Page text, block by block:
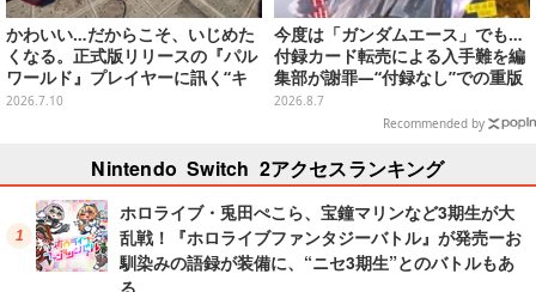
かわいい…だからこそ、いじめた
くなる。正式版リリースの『パル
ワールド』プレイヤーに訊く“キ
ュートアグレッション×パル”の底
2026.7.10
今度は「ガンダムエース」でも…
付録カード転売による入手難を編
集部が謝罪―“付録なし”での重版
対応を進行中
2026.8.7
Recommended by
Nintendo Switch 2アクセスランキング
ホロライブ・兎田ぺこら、宝鐘マリンなど3期生が大
乱戦！『ホロライブファンタジーバトル』が発売ーお
馴染みの語録が装備に、“ニセ3期生”とのバトルもあ
る